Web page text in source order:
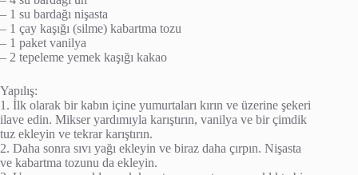
– 1 su bardağı nişasta
– 1 çay kaşığı (silme) kabartma tozu
– 1 paket vanilya
– 2 tepeleme yemek kaşığı kakao
Yapılış:
1. İlk olarak bir kabın içine yumurtaları kırın ve üzerine şekeri
ilave edin. Mikser yardımıyla karıştırın, vanilya ve bir çimdik
tuz ekleyin ve tekrar karıştırın.
2. Daha sonra sıvı yağı ekleyin ve biraz daha çırpın. Nişasta
ve kabartma tozunu da ekleyin.